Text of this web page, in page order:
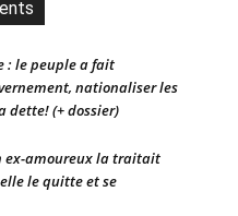
: le peuple a fait
nationaliser les
dette! (+ dossier)
ex-amoureux la traitait
le quitte et se